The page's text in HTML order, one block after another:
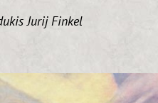
Jurij Finkel